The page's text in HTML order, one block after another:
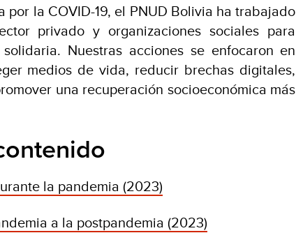
la COVID-19, el PNUD Bolivia ha trabajado
privado y organizaciones sociales para
Nuestras acciones se enfocaron en
medios de vida, reducir brechas digitales,
una recuperación socioeconómica más
la pandemia (2023)
a la postpandemia (2023)